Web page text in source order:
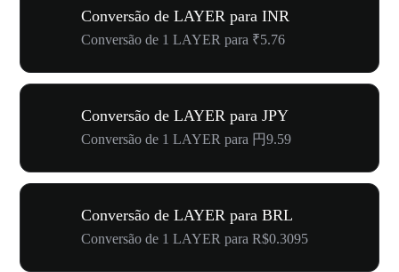
Conversão de LAYER para INR
Conversão de 1 LAYER para ₹5.76
Conversão de LAYER para JPY
Conversão de 1 LAYER para 円9.59
Conversão de LAYER para BRL
Conversão de 1 LAYER para R$0.3095